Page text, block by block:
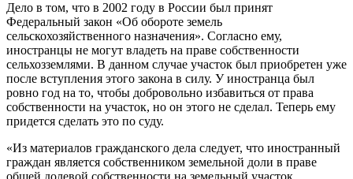
Дело в том, что в 2002 году в России был принят
Федеральный закон «Об обороте земель
сельскохозяйственного назначения». Согласно ему,
иностранцы не могут владеть на праве собственности
сельхозземлями. В данном случае участок был приобретен уже
после вступления этого закона в силу. У иностранца был
ровно год на то, чтобы добровольно избавиться от права
собственности на участок, но он этого не сделал. Теперь ему
придется сделать это по суду.
«Из материалов гражданского дела следует, что иностранный
граждан является собственником земельной доли в праве